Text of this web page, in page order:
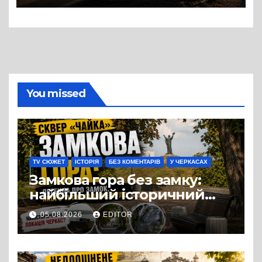
вулиці Надпільної
You missed
TV СЮЖЕТ ІСТОРІЯ БЕЗ КОМЕНТАРІВ У ЧЕРКАСАХ
Замкова гора без замку:
найбільший історичний
міф Черкас
05.08.2026 EDITOR